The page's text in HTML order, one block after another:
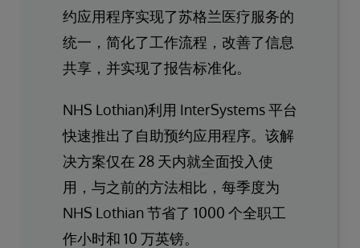
约应用程序实现了苏格兰医疗服务的
统一，简化了工作流程，改善了信息
共享，并实现了报告标准化。
NHS Lothian)利用 InterSystems 平台
快速推出了自助预约应用程序。该解
决方案仅在 28 天内就全面投入使
用，与之前的方法相比，每季度为
NHS Lothian 节省了 1000 个全职工
作小时和 10 万英镑。